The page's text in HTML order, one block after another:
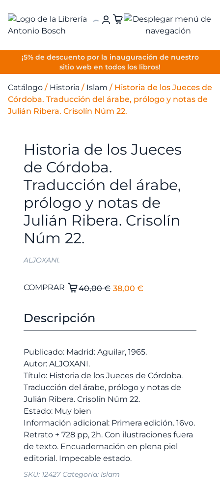
¡5% de descuento por la inauguración de nuestro
sitio web en todos los libros!
VOLVER
Catálogo / Historia / Islam / Historia de los Jueces de
Córdoba. Traducción del árabe, prólogo y notas de
Julián Ribera. Crisolín Núm 22.
Historia de los Jueces
de Córdoba.
Traducción del árabe,
prólogo y notas de
Julián Ribera. Crisolín
Núm 22.
ALJOXANI.
40,00€ El
era:
38,00 €
es:
Historia
Jueces
Traducción
del
árabe,
prólogo
y
notas
de
Julián
Ribera.
Crisolín
Núm
COMPRAR
Descripción
Publicado: Madrid: Aguilar, 1965.
Autor: ALJOXANI.
Título: Historia de los Jueces de Córdoba.
Traducción del árabe, prólogo y notas de
Julián Ribera. Crisolín Núm 22.
Estado: Muy bien
Información adicional: Primera edición. 16vo.
Retrato + 728 pp, 2h. Con ilustraciones fuera
de texto. Encuadernación en plena piel
SKU: 12427 Categoría: Islam